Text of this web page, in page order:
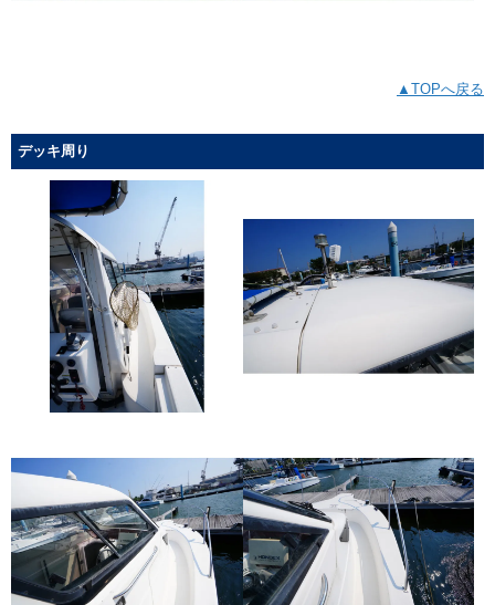
▲TOPへ戻る
デッキ周り